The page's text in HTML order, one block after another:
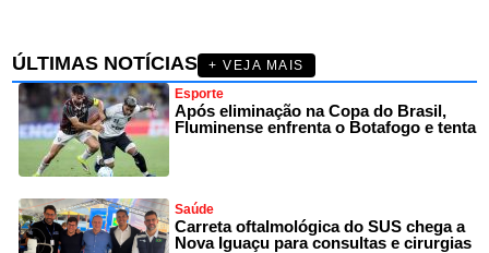
ÚLTIMAS NOTÍCIAS
+ VEJA MAIS
Esporte
Após eliminação na Copa do Brasil,
Fluminense enfrenta o Botafogo e tenta
Saúde
Carreta oftalmológica do SUS chega a
Nova Iguaçu para consultas e cirurgias